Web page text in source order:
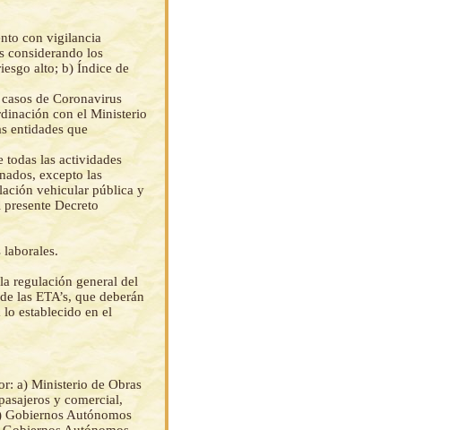
con vigilancia
considerando los
alto; b) Índice de
de Coronavirus
con el Ministerio
entidades que
todas las actividades
excepto las
vehicular pública y
Decreto
regulación general del
las ETA’s, que deberán
establecido en el
a) Ministerio de Obras
y comercial,
Gobiernos Autónomos